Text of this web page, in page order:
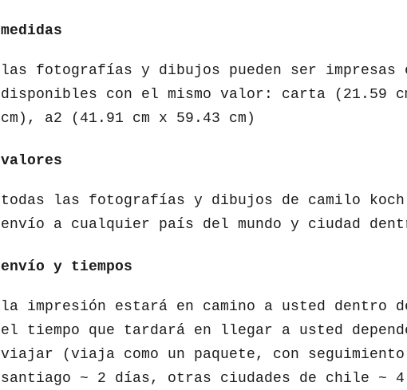
medidas
las fotografías y dibujos pueden ser impresas
disponibles con el mismo valor: carta (21.59
cm), a2 (41.91 cm x 59.43 cm)
valores
todas las fotografías y dibujos de camilo
envío a cualquier país del mundo y ciudad
envío y tiempos
la impresión estará en camino a usted
el tiempo que tardará en llegar a usted
viajar (viaja como un paquete, con
santiago ~ 2 días, otras ciudades de chile ~